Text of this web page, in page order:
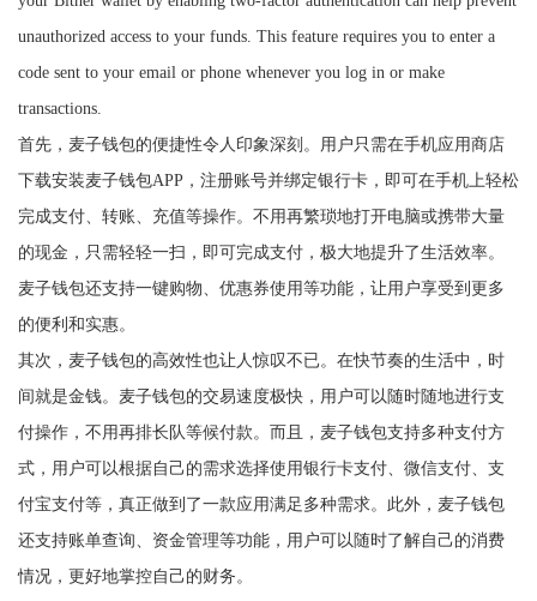
unauthorized access to your funds. This feature requires you to enter a
code sent to your email or phone whenever you log in or make
transactions.
首先，麦子钱包的便捷性令人印象深刻。用户只需在手机应用商店
下载安装麦子钱包APP，注册账号并绑定银行卡，即可在手机上轻松
完成支付、转账、充值等操作。不用再繁琐地打开电脑或携带大量
的现金，只需轻轻一扫，即可完成支付，极大地提升了生活效率。
麦子钱包还支持一键购物、优惠券使用等功能，让用户享受到更多
的便利和实惠。
其次，麦子钱包的高效性也让人惊叹不已。在快节奏的生活中，时
间就是金钱。麦子钱包的交易速度极快，用户可以随时随地进行支
付操作，不用再排长队等候付款。而且，麦子钱包支持多种支付方
式，用户可以根据自己的需求选择使用银行卡支付、微信支付、支
付宝支付等，真正做到了一款应用满足多种需求。此外，麦子钱包
还支持账单查询、资金管理等功能，用户可以随时了解自己的消费
情况，更好地掌控自己的财务。